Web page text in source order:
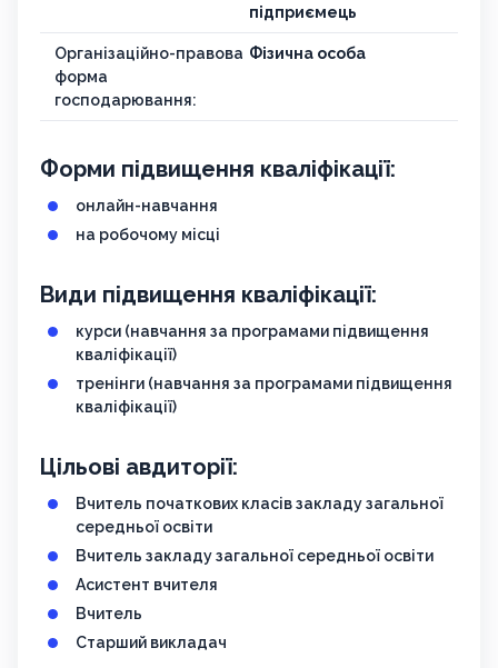
підприємець
Організаційно-правова
форма
господарювання:
Фізична особа
Форми підвищення кваліфікації:
онлайн-навчання
на робочому місці
Види підвищення кваліфікації:
курси (навчання за програмами підвищення
кваліфікації)
тренінги (навчання за програмами підвищення
кваліфікації)
Цільові авдиторії:
Вчитель початкових класів закладу загальної
середньої освіти
Вчитель закладу загальної середньої освіти
Асистент вчителя
Вчитель
Старший викладач